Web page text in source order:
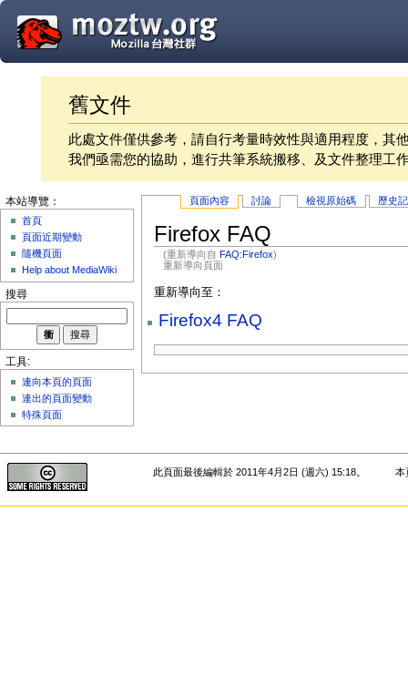
舊文件
此處文件僅供參考，請自行考量時效性與適用程度，其
我們亟需您的協助，進行共筆系統搬移、及文件整理工
頁面內容 討論 檢視原始碼 歷史
Firefox FAQ
(重新導向自 FAQ:Firefox)
重新導向頁面
重新導向至：
Firefox4 FAQ
本站導覽：
首頁
頁面近期變動
隨機頁面
Help about MediaWiki
搜尋
工具:
連向本頁的頁面
連出的頁面變動
特殊頁面
此頁面最後編輯於 2011年4月2日 (週六) 15:18。 本